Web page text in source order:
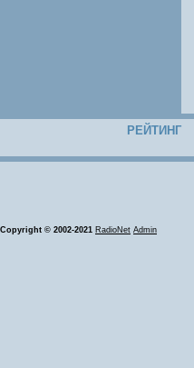
РЕЙТИНГ
Copyright © 2002-2021 RadioNet Admin